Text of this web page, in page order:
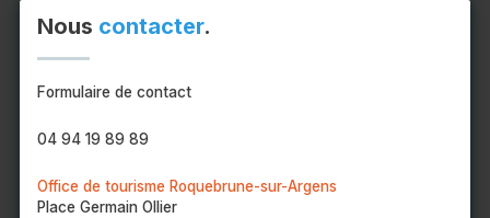
Nous contacter.
Formulaire de contact
04 94 19 89 89
Office de tourisme Roquebrune-sur-Argens
Place Germain Ollier